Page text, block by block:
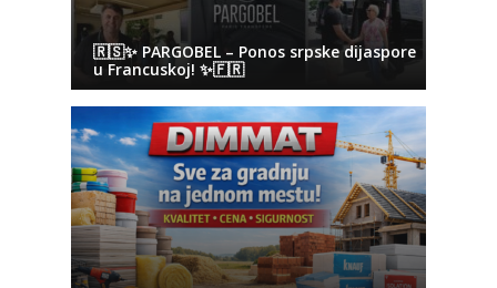
🇷🇸✨ PARGOBEL – Ponos srpske dijaspore
u Francuskoj! ✨🇫🇷